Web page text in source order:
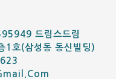
드림스드림
1호(삼성동 동신빌딩)